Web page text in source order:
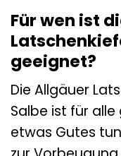
Für wen ist
geeignet?
Die Allgäuer
Salbe ist für
etwas Gutes